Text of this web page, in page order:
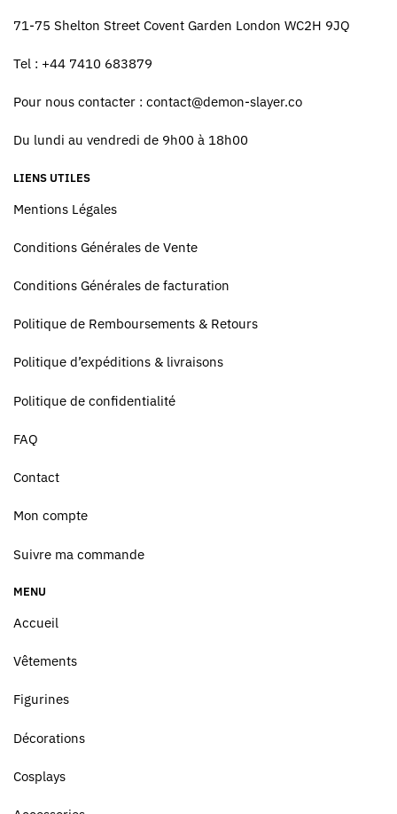
71-75 Shelton Street Covent Garden London WC2H 9JQ
Tel : +44 7410 683879
Pour nous contacter : contact@demon-slayer.co
Du lundi au vendredi de 9h00 à 18h00
LIENS UTILES
Mentions Légales
Conditions Générales de Vente
Conditions Générales de facturation
Politique de Remboursements & Retours
Politique d’expéditions & livraisons
Politique de confidentialité
FAQ
Contact
Mon compte
Suivre ma commande
MENU
Accueil
Vêtements
Figurines
Décorations
Cosplays